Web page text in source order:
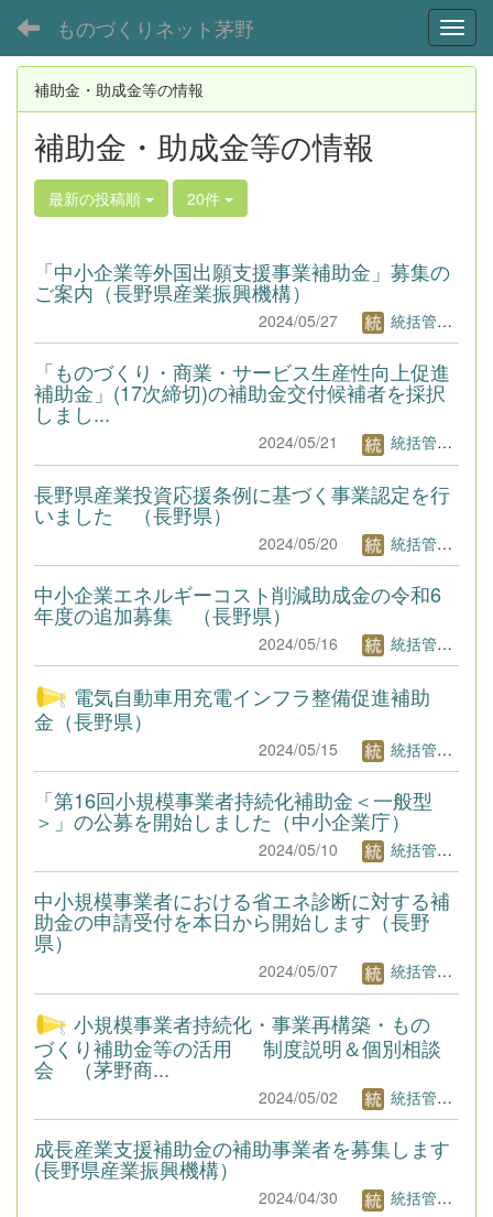
ものづくりネット茅野
補助金・助成金等の情報
補助金・助成金等の情報
最新の投稿順 20件
「中小企業等外国出願支援事業補助金」募集の
ご案内（長野県産業振興機構）
2024/05/27 統括管理者1
「ものづくり・商業・サービス生産性向上促進
補助金」(17次締切)の補助金交付候補者を採択
しまし...
2024/05/21 統括管理者1
長野県産業投資応援条例に基づく事業認定を行
いました （長野県）
2024/05/20 統括管理者1
中小企業エネルギーコスト削減助成金の令和6
年度の追加募集 （長野県）
2024/05/16 統括管理者1
電気自動車用充電インフラ整備促進補助
金（長野県）
2024/05/15 統括管理者1
「第16回小規模事業者持続化補助金＜一般型
＞」の公募を開始しました（中小企業庁）
2024/05/10 統括管理者1
中小規模事業者における省エネ診断に対する補
助金の申請受付を本日から開始します（長野
県）
2024/05/07 統括管理者1
小規模事業者持続化・事業再構築・もの
づくり補助金等の活用 制度説明＆個別相談
会 （茅野商...
2024/05/02 統括管理者1
成長産業支援補助金の補助事業者を募集します
(長野県産業振興機構）
2024/04/30 統括管理者1